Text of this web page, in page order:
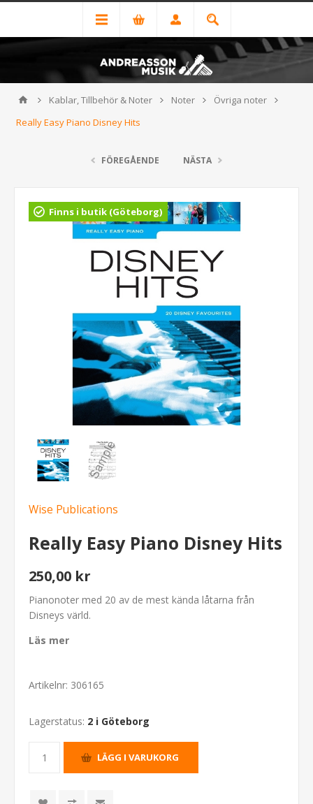
Kablar, Tillbehör & Noter Noter
Övriga noter
Really Easy Piano Disney Hits
FÖREGÅENDE NÄSTA
Finns i butik (Göteborg)
Wise Publications
Really Easy Piano Disney Hits
250,00 kr
Pianonoter med 20 av de mest kända låtarna från
Disneys värld.
Läs mer
Artikelnr: 306165
Lagerstatus: 2 i Göteborg